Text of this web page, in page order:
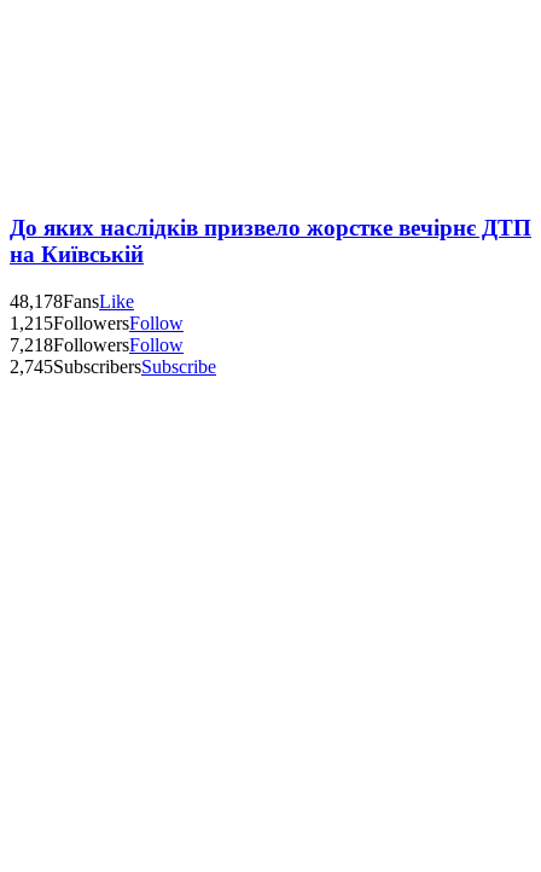
До яких наслідків призвело жорстке вечірнє ДТП
на Київській
48,178FansLike
1,215FollowersFollow
7,218FollowersFollow
2,745SubscribersSubscribe